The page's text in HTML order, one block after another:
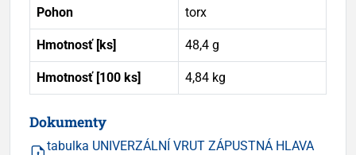
Pohon torx
Hmotnosť [ks] 48,4 g
Hmotnosť [100 ks] 4,84 kg
Dokumenty
tabulka UNIVERZÁLNÍ VRUT ZÁPUSTNÁ HLAVA